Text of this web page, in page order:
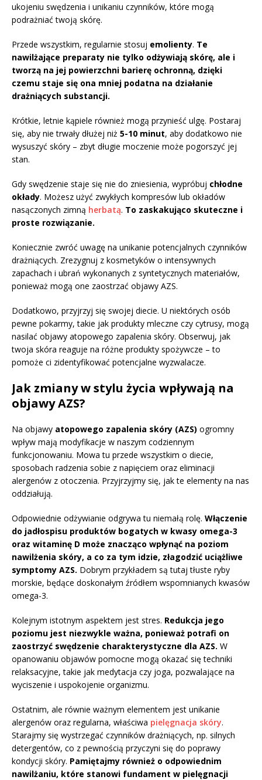
ukojeniu swędzenia i unikaniu czynników, które mogą
podrażniać twoją skórę.
Przede wszystkim, regularnie stosuj emolienty. Te
nawilżające preparaty nie tylko odżywiają skórę, ale i
tworzą na jej powierzchni barierę ochronną, dzięki
czemu staje się ona mniej podatna na działanie
drażniących substancji.
Krótkie, letnie kąpiele również mogą przynieść ulgę. Postaraj
się, aby nie trwały dłużej niż 5-10 minut, aby dodatkowo nie
wysuszyć skóry – zbyt długie moczenie może pogorszyć jej
stan.
Gdy swędzenie staje się nie do zniesienia, wypróbuj chłodne
okłady. Możesz użyć zwykłych kompresów lub okładów
nasączonych zimną herbatą. To zaskakująco skuteczne i
proste rozwiązanie.
Koniecznie zwróć uwagę na unikanie potencjalnych czynników
drażniących. Zrezygnuj z kosmetyków o intensywnych
zapachach i ubrań wykonanych z syntetycznych materiałów,
ponieważ mogą one zaostrzać objawy AZS.
Dodatkowo, przyjrzyj się swojej diecie. U niektórych osób
pewne pokarmy, takie jak produkty mleczne czy cytrusy, mogą
nasilać objawy atopowego zapalenia skóry. Obserwuj, jak
twoja skóra reaguje na różne produkty spożywcze – to
pomoże ci zidentyfikować potencjalne wyzwalacze.
Jak zmiany w stylu życia wpływają na
objawy AZS?
Na objawy atopowego zapalenia skóry (AZS) ogromny
wpływ mają modyfikacje w naszym codziennym
funkcjonowaniu. Mowa tu przede wszystkim o diecie,
sposobach radzenia sobie z napięciem oraz eliminacji
alergenów z otoczenia. Przyjrzyjmy się, jak te elementy na nas
oddziałują.
Odpowiednie odżywianie odgrywa tu niemałą rolę. Włączenie
do jadłospisu produktów bogatych w kwasy omega-3
oraz witaminę D może znacząco wpłynąć na poziom
nawilżenia skóry, a co za tym idzie, złagodzić uciążliwe
symptomy AZS. Dobrym przykładem są tutaj tłuste ryby
morskie, będące doskonałym źródłem wspomnianych kwasów
omega-3.
Kolejnym istotnym aspektem jest stres. Redukcja jego
poziomu jest niezwykle ważna, ponieważ potrafi on
zaostrzyć swędzenie charakterystyczne dla AZS. W
opanowaniu objawów pomocne mogą okazać się techniki
relaksacyjne, takie jak medytacja czy joga, pozwalające na
wyciszenie i uspokojenie organizmu.
Ostatnim, ale równie ważnym elementem jest unikanie
alergenów oraz regularna, właściwa pielęgnacja skóry.
Starajmy się wystrzegać czynników drażniących, np. silnych
detergentów, co z pewnością przyczyni się do poprawy
kondycji skóry. Pamiętajmy również o odpowiednim
nawilżaniu, które stanowi fundament w pielęgnacji